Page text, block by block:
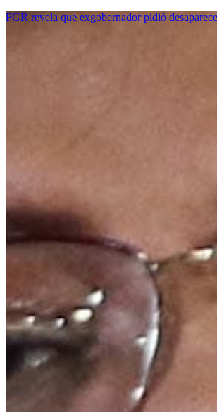
FGR revela que exgobernador pidió